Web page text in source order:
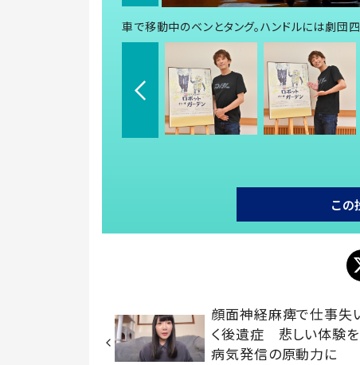
車で移動中のベンとタング。ハンドルには劇団
この
顔面神経麻痺で仕事失
く後遺症 悲しい体験
病気発信の原動力に